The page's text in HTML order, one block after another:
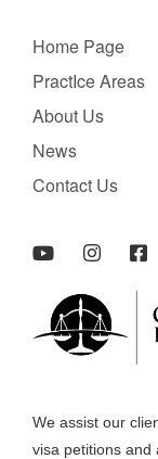
Home Page
PractIce Areas
About Us
News
Contact Us
We assist our
visa petitions and